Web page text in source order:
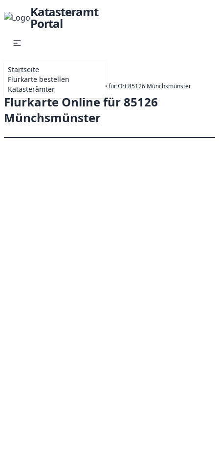
Katasteramt
Portal
Startseite
Flurkarte bestellen
Katasterämter
Startseite Online-Antrag Flurkarte für Ort 85126 Münchsmünster
Flurkarte Online für 85126
Münchsmünster